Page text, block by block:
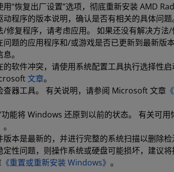
“恢复出厂设置”选项，彻底重新安装 AMD
动程序的版本说明，确认是否有相关的具体问
/修复程序，请考虑应用。 如果还没有解决方法
问题的应用程序和/或游戏是否已更新到最新版
。
的软件冲突，请使用系统配置工具执行选择性
文章。
查器工具。 有关说明，请参阅 Microsoft 文章
功能将 Windows 还原到以前的状态。 有关可
。
本是最新的，并进行完整的系统扫描以删除检
定性问题，则操作系统或硬盘可能损坏，建议
《重置或重新安装 Windows》 。